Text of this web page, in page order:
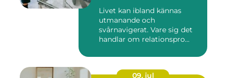
Livet kan ibland kännas
utmanande och
svårnavigerat. Vare sig det
handlar om relationspro...
09. jul